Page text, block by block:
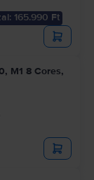
165.990 Ft
M1 8 Cores,